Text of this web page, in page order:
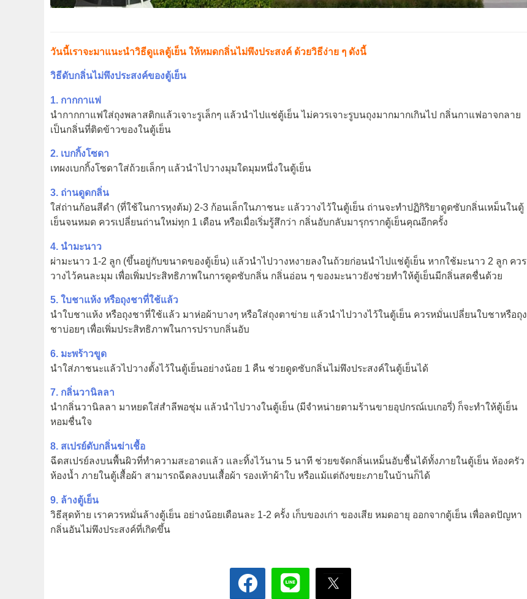
วันนี้เราจะมาแนะนำวิธีดูแลตู้เย็น ให้หมดกลิ่นไม่พึงประสงค์ ด้วยวิธีง่าย ๆ ดังนี้
วิธีดับกลิ่นไม่พึงประสงค์ของตู้เย็น
1. กากกาแฟ
นำกากกาแฟใส่ถุงพลาสติกแล้วเจาะรูเล็กๆ แล้วนำไปแช่ตู้เย็น ไม่ควรเจาะรูบนถุงมากมากเกินไป กลิ่นกาแฟอาจกลาย
เป็นกลิ่นที่ติดข้าวของในตู้เย็น
2. เบกกิ้งโซดา
เทผงเบกกิ้งโซดาใส่ถ้วยเล็กๆ แล้วนำไปวางมุมใดมุมหนึ่งในตู้เย็น
3. ถ่านดูดกลิ่น
ใส่ถ่านก้อนสีดำ (ที่ใช้ในการหุงต้ม) 2-3 ก้อนเล็กในภาชนะ แล้ววางไว้ในตู้เย็น ถ่านจะทำปฏิกิริยาดูดซับกลิ่นเหม็นในตู้
เย็นจนหมด ควรเปลี่ยนถ่านใหม่ทุก 1 เดือน หรือเมื่อเริ่มรู้สึกว่า กลิ่นอับกลับมารุกรากตู้เย็นคุณอีกครั้ง
4. นำมะนาว
ผ่ามะนาว 1-2 ลูก (ขึ้นอยู่กับขนาดของตู้เย็น) แล้วนำไปวางหงายลงในถ้วยก่อนนำไปแช่ตู้เย็น หากใช้มะนาว 2 ลูก ควร
วางไว้คนละมุม เพื่อเพิ่มประสิทธิภาพในการดูดซับกลิ่น กลิ่นอ่อน ๆ ของมะนาวยังช่วยทำให้ตู้เย็นมีกลิ่นสดชื่นด้วย
5. ใบชาแห้ง หรือถุงชาที่ใช้แล้ว
นำใบชาแห้ง หรือถุงชาที่ใช้แล้ว มาห่อผ้าบางๆ หรือใส่ถุงตาข่าย แล้วนำไปวางไว้ในตู้เย็น ควรหมั่นเปลี่ยนใบชาหรือถุง
ชาบ่อยๆ เพื่อเพิ่มประสิทธิภาพในการปราบกลิ่นอับ
6. มะพร้าวขูด
นำใส่ภาชนะแล้วไปวางตั้งไว้ในตู้เย็นอย่างน้อย 1 คืน ช่วยดูดซับกลิ่นไม่พึงประสงค์ในตู้เย็นได้
7. กลิ่นวานิลลา
นำกลิ่นวานิลลา มาหยดใส่สำลีพอชุ่ม แล้วนำไปวางในตู้เย็น (มีจำหน่ายตามร้านขายอุปกรณ์เบเกอรี่) ก็จะทำให้ตู้เย็น
หอมชื่นใจ
8. สเปรย์ดับกลิ่นฆ่าเชื้อ
ฉีดสเปรย์ลงบนพื้นผิวที่ทำความสะอาดแล้ว และทิ้งไว้นาน 5 นาที ช่วยขจัดกลิ่นเหม็นอับชื้นได้ทั้งภายในตู้เย็น ห้องครัว
ห้องน้ำ ภายในตู้เสื้อผ้า สามารถฉีดลงบนเสื้อผ้า รองเท้าผ้าใบ หรือแม้แต่ถังขยะภายในบ้านก็ได้
9. ล้างตู้เย็น
วิธีสุดท้าย เราควรหมั่นล้างตู้เย็น อย่างน้อยเดือนละ 1-2 ครั้ง เก็บของเก่า ของเสีย หมดอายุ ออกจากตู้เย็น เพื่อลดปัญหา
กลิ่นอันไม่พึงประสงค์ที่เกิดขึ้น